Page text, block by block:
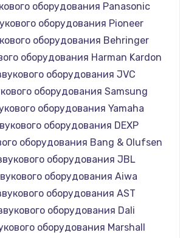
оборудования Panasonic
оборудования Pioneer
оборудования Behringer
оборудования Harman Kardon
оборудования JVC
оборудования Samsung
оборудования Yamaha
оборудования DEXP
оборудования Bang & Olufsen
оборудования JBL
оборудования Aiwa
оборудования AST
оборудования Dali
оборудования Marshall